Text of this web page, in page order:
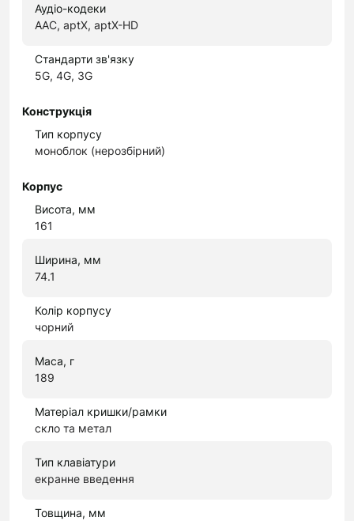
Аудіо-кодеки
AAC, aptX, aptX-HD
Стандарти зв'язку
5G, 4G, 3G
Конструкція
Тип корпусу
моноблок (нерозбірний)
Корпус
Висота, мм
161
Ширина, мм
74.1
Колір корпусу
чорний
Маса, г
189
Матеріал кришки/рамки
скло та метал
Тип клавіатури
екранне введення
Товщина, мм